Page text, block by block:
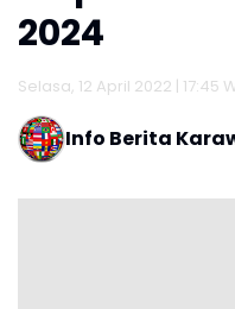
2024
Selasa, 12 April 2022 | 17:45
Info Berita